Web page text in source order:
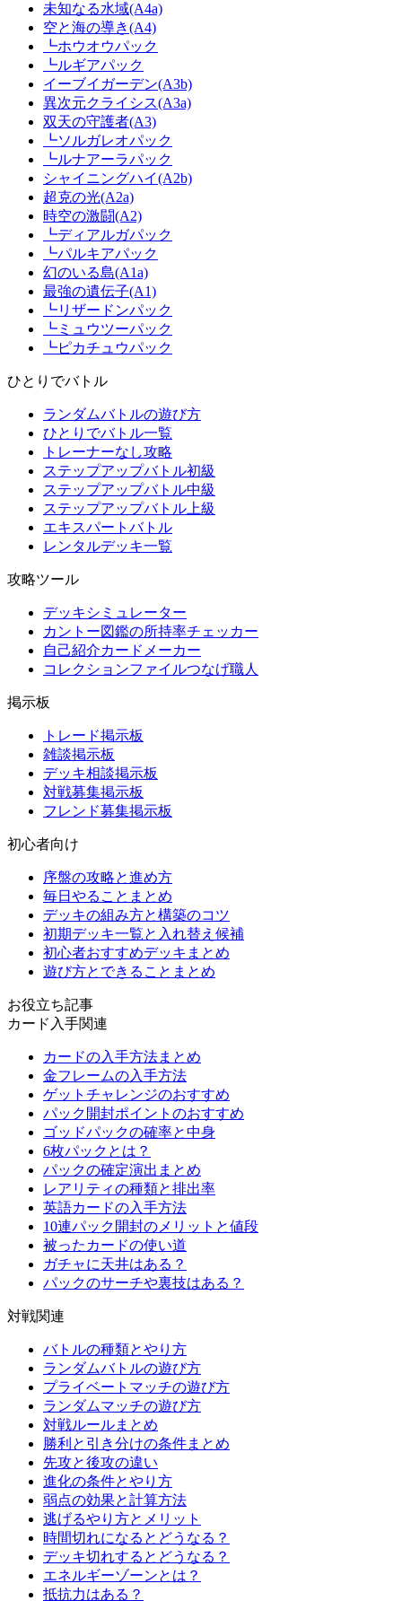
未知なる水域(A4a)
空と海の導き(A4)
┗ホウオウパック
┗ルギアパック
イーブイガーデン(A3b)
異次元クライシス(A3a)
双天の守護者(A3)
┗ソルガレオパック
┗ルナアーラパック
シャイニングハイ(A2b)
超克の光(A2a)
時空の激闘(A2)
┗ディアルガパック
┗パルキアパック
幻のいる島(A1a)
最強の遺伝子(A1)
┗リザードンパック
┗ミュウツーパック
┗ピカチュウパック
ひとりでバトル
ランダムバトルの遊び方
ひとりでバトル一覧
トレーナーなし攻略
ステップアップバトル初級
ステップアップバトル中級
ステップアップバトル上級
エキスパートバトル
レンタルデッキ一覧
攻略ツール
デッキシミュレーター
カントー図鑑の所持率チェッカー
自己紹介カードメーカー
コレクションファイルつなげ職人
掲示板
トレード掲示板
雑談掲示板
デッキ相談掲示板
対戦募集掲示板
フレンド募集掲示板
初心者向け
序盤の攻略と進め方
毎日やることまとめ
デッキの組み方と構築のコツ
初期デッキ一覧と入れ替え候補
初心者おすすめデッキまとめ
遊び方とできることまとめ
お役立ち記事
カード入手関連
カードの入手方法まとめ
金フレームの入手方法
ゲットチャレンジのおすすめ
パック開封ポイントのおすすめ
ゴッドパックの確率と中身
6枚パックとは？
パックの確定演出まとめ
レアリティの種類と排出率
英語カードの入手方法
10連パック開封のメリットと値段
被ったカードの使い道
ガチャに天井はある？
パックのサーチや裏技はある？
対戦関連
バトルの種類とやり方
ランダムバトルの遊び方
プライベートマッチの遊び方
ランダムマッチの遊び方
対戦ルールまとめ
勝利と引き分けの条件まとめ
先攻と後攻の違い
進化の条件とやり方
弱点の効果と計算方法
逃げるやり方とメリット
時間切れになるとどうなる？
デッキ切れするとどうなる？
エネルギーゾーンとは？
抵抗力はある？